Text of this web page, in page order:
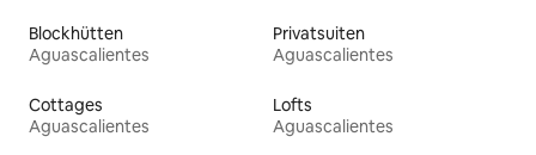
Blockhütten
Aguascalientes
Privatsuiten
Aguascalientes
Cottages
Aguascalientes
Lofts
Aguascalientes